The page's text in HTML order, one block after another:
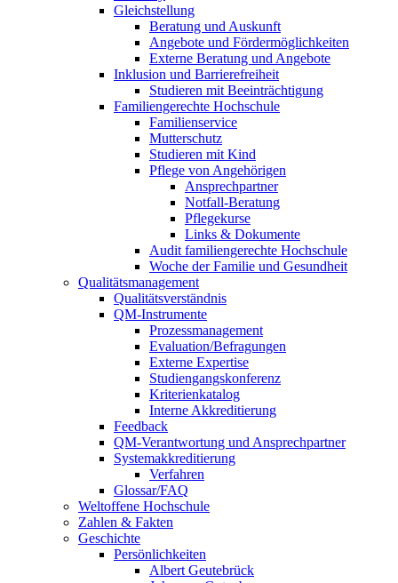
Gleichstellung
Beratung und Auskunft
Angebote und Fördermöglichkeiten
Externe Beratung und Angebote
Inklusion und Barrierefreiheit
Studieren mit Beeinträchtigung
Familiengerechte Hochschule
Familienservice
Mutterschutz
Studieren mit Kind
Pflege von Angehörigen
Ansprechpartner
Notfall-Beratung
Pflegekurse
Links & Dokumente
Audit familiengerechte Hochschule
Woche der Familie und Gesundheit
Qualitätsmanagement
Qualitätsverständnis
QM-Instrumente
Prozessmanagement
Evaluation/Befragungen
Externe Expertise
Studiengangskonferenz
Kriterienkatalog
Interne Akkreditierung
Feedback
QM-Verantwortung und Ansprechpartner
Systemakkreditierung
Verfahren
Glossar/FAQ
Weltoffene Hochschule
Zahlen & Fakten
Geschichte
Persönlichkeiten
Albert Geutebrück